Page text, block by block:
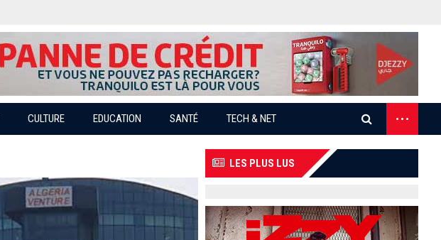
CULTURE EDUCATION SANTÉ TECH & NET ...
LES PLUS LUS